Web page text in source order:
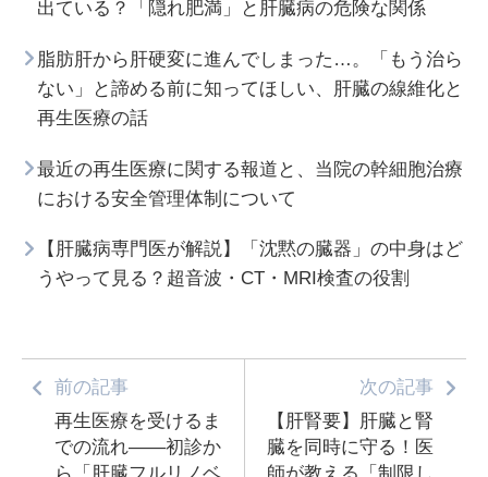
出ている？「隠れ肥満」と肝臓病の危険な関係
脂肪肝から肝硬変に進んでしまった…。「もう治ら
ない」と諦める前に知ってほしい、肝臓の線維化と
再生医療の話
最近の再生医療に関する報道と、当院の幹細胞治療
における安全管理体制について
【肝臓病専門医が解説】「沈黙の臓器」の中身はど
うやって見る？超音波・CT・MRI検査の役割
前の記事
再生医療を受けるま
での流れ——初診か
次の記事
【肝腎要】肝臓と腎
臓を同時に守る！医